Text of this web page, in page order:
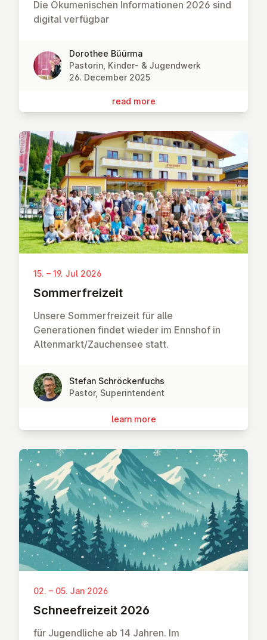
Die Ökumenischen Informationen 2026 sind
digital verfügbar
Dorothee Büürma
Pastorin, Kinder- & Jugendwerk
26. December 2025
read more
15. – 19. Jul 2026
Som­mer­freizeit
Unsere Sommerfreizeit für alle
Generationen findet wieder im Ennshof in
Altenmarkt/Zauchensee statt.
Stefan Schröckenfuchs
Pastor, Superintendent
learn more
02. – 05. Jan 2026
Schneefreizeit 2026
für Jugendliche ab 14 Jahren. Im